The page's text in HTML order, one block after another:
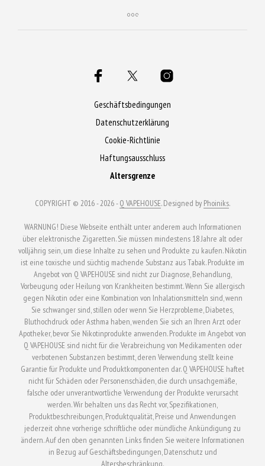
Geschäftsbedingungen
Datenschutzerklärung
Cookie-Richtlinie
Haftungsausschluss
Altersgrenze
COPYRIGHT © 2016 - 2026 -Q VAPEHOUSE. Designed by Phoiniks.
WARNUNG! Diese Webseite enthält unter anderem auch Informationen
über elektronische Zigaretten. Sie müssen mindestens 18 Jahre alt oder
volljährig sein, um diese Inhalte zu sehen und Produkte zu kaufen. Nikotin
ist eine toxische und süchtig machende Substanz aus Tabak. Produkte im
Angebot von Q VAPEHOUSE sind nicht zur Diagnose, Behandlung,
Vorbeugung oder Heilung von Krankheiten bestimmt. Wenn Sie allergisch
gegen Nikotin oder eine Kombination von Inhalationsmitteln sind, wenn
Sie schwanger sind, stillen oder wenn Sie Herzprobleme, Diabetes,
Bluthochdruck oder Asthma haben, wenden Sie sich an Ihren Arzt oder
Apotheker, bevor Sie Nikotinprodukte anwenden. Produkte im Angebot von
Q VAPEHOUSE sind nicht für die Verabreichung von Medikamenten oder
verbotenen Substanzen bestimmt, deren Verwendung stellt keine
Garantie für Produkte und Produktkomponenten dar. Q VAPEHOUSE haftet
nicht für Schäden oder Personenschäden, die durch unsachgemäße,
falsche oder unverantwortliche Verwendung der Produkte verursacht
werden. Wir behalten uns das Recht vor, Spezifikationen,
Produktbeschreibungen, Produktqualität, Preise und Anwendungen
jederzeit ohne vorherige schriftliche oder mündliche Ankündigung zu
ändern. Auf den oben genannten Links finden Sie weitere Informationen
in Bezug auf Geschäftsbedingungen, Datenschutz und
Altersbeschränkung.